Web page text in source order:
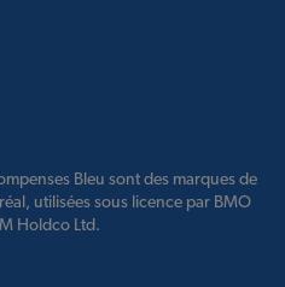
Bleu sont des marques de
utilisées sous licence par BMO
Holdco Ltd.